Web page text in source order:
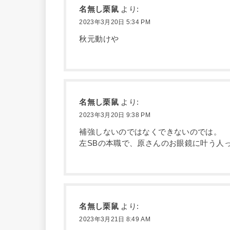
名無し栗鼠 より:
2023年3月20日 5:34 PM
秋元動けや
名無し栗鼠 より:
2023年3月20日 9:38 PM
補強しないのではなくできないのでは。
左SBの本職で、原さんのお眼鏡に叶う人
名無し栗鼠 より:
2023年3月21日 8:49 AM